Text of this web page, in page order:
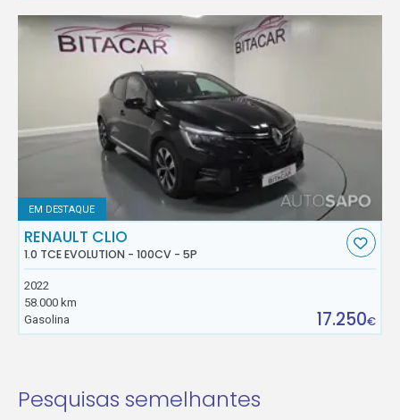
EM DESTAQUE
RENAULT CLIO
1.0 TCE EVOLUTION - 100CV - 5P
2022
58.000 km
Gasolina
17.250€
Pesquisas semelhantes